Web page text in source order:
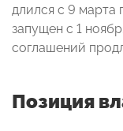
длился с 9 марта
запущен с 1
соглашений
Позиция